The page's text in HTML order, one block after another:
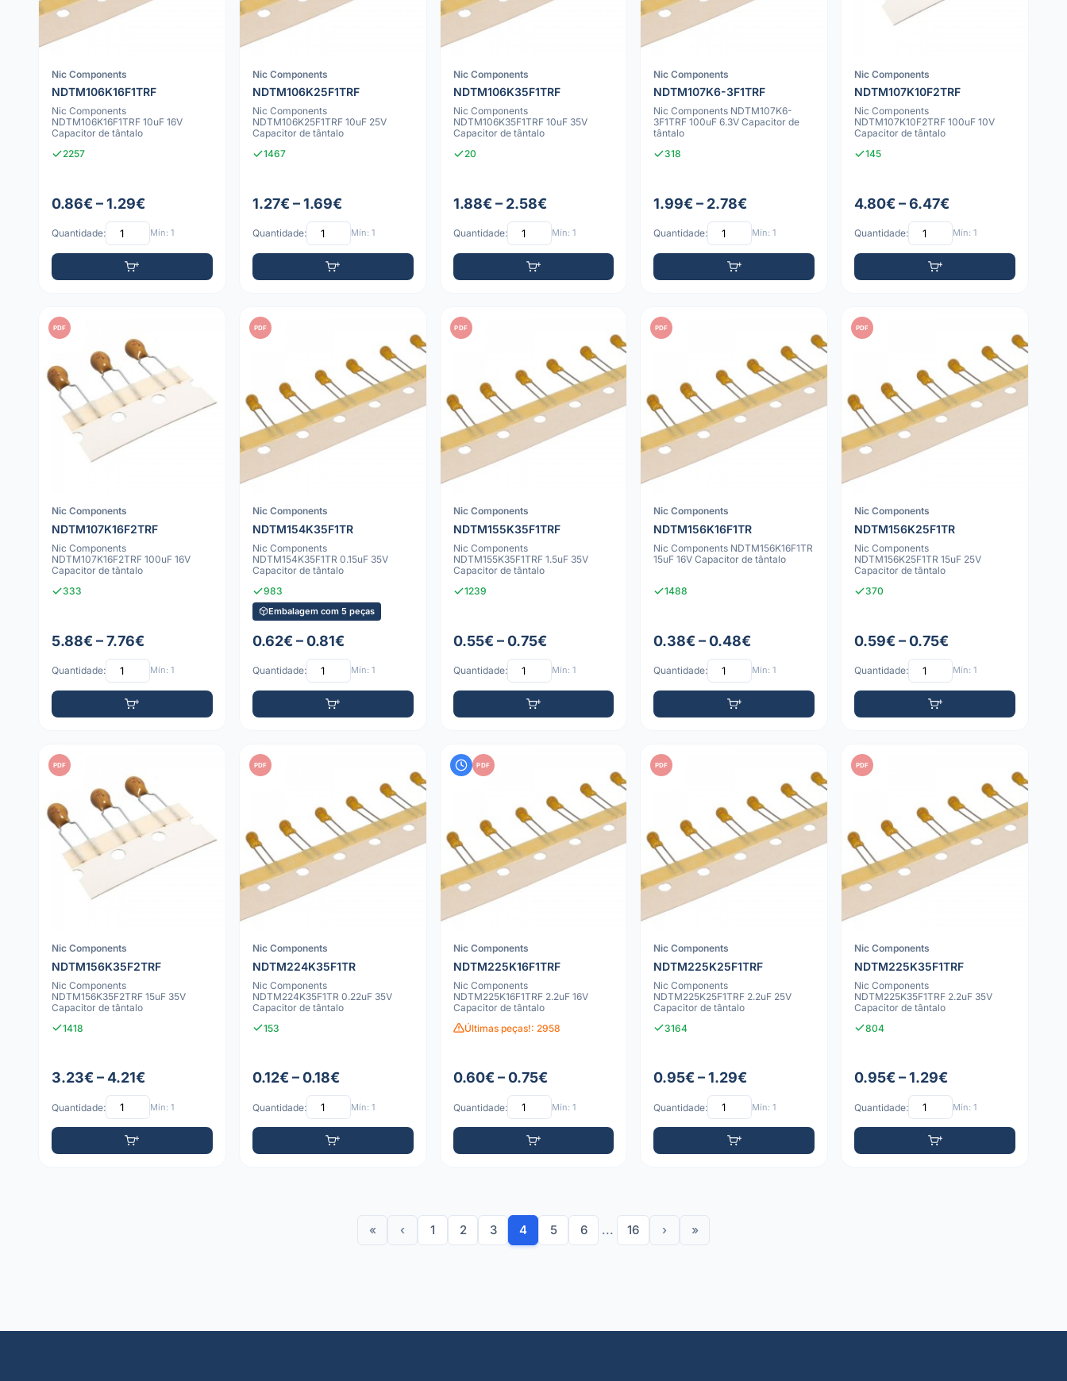
Nic Components
NDTM106K16F1TRF
Nic Components
NDTM106K16F1TRF 10uF 16V
Capacitor de tântalo
2257
0.86€ – 1.29€
Quantidade: Mín: 1
Nic Components
NDTM106K25F1TRF
Nic Components
NDTM106K25F1TRF 10uF 25V
Capacitor de tântalo
1467
1.27€ – 1.69€
Quantidade: Mín: 1
Nic Components
NDTM106K35F1TRF
Nic Components
NDTM106K35F1TRF 10uF 35V
Capacitor de tântalo
20
1.88€ – 2.58€
Quantidade: Mín: 1
Nic Components
NDTM107K6-3F1TRF
Nic Components NDTM107K6-
3F1TRF 100uF 6.3V Capacitor de
tântalo
318
1.99€ – 2.78€
Quantidade: Mín: 1
Nic Components
NDTM107K10F2TRF
Nic Components
NDTM107K10F2TRF 100uF 10V
Capacitor de tântalo
145
4.80€ – 6.47€
Quantidade: Mín: 1
PDF
Nic Components
NDTM107K16F2TRF
Nic Components
NDTM107K16F2TRF 100uF 16V
Capacitor de tântalo
333
5.88€ – 7.76€
Quantidade: Mín: 1
PDF
Nic Components
NDTM154K35F1TR
Nic Components
NDTM154K35F1TR 0.15uF 35V
Capacitor de tântalo
983
Embalagem com 5 peças
0.62€ – 0.81€
Quantidade: Mín: 1
PDF
Nic Components
NDTM155K35F1TRF
Nic Components
NDTM155K35F1TRF 1.5uF 35V
Capacitor de tântalo
1239
0.55€ – 0.75€
Quantidade: Mín: 1
PDF
Nic Components
NDTM156K16F1TR
Nic Components NDTM156K16F1TR
15uF 16V Capacitor de tântalo
1488
0.38€ – 0.48€
Quantidade: Mín: 1
PDF
Nic Components
NDTM156K25F1TR
Nic Components
NDTM156K25F1TR 15uF 25V
Capacitor de tântalo
370
0.59€ – 0.75€
Quantidade: Mín: 1
PDF
Nic Components
NDTM156K35F2TRF
Nic Components
NDTM156K35F2TRF 15uF 35V
Capacitor de tântalo
1418
3.23€ – 4.21€
Quantidade: Mín: 1
PDF
Nic Components
NDTM224K35F1TR
Nic Components
NDTM224K35F1TR 0.22uF 35V
Capacitor de tântalo
153
0.12€ – 0.18€
Quantidade: Mín: 1
PDF
Nic Components
NDTM225K16F1TRF
Nic Components
NDTM225K16F1TRF 2.2uF 16V
Capacitor de tântalo
Últimas peças!: 2958
0.60€ – 0.75€
Quantidade: Mín: 1
PDF
Nic Components
NDTM225K25F1TRF
Nic Components
NDTM225K25F1TRF 2.2uF 25V
Capacitor de tântalo
3164
0.95€ – 1.29€
Quantidade: Mín: 1
PDF
Nic Components
NDTM225K35F1TRF
Nic Components
NDTM225K35F1TRF 2.2uF 35V
Capacitor de tântalo
804
0.95€ – 1.29€
Quantidade: Mín: 1
« ‹ 1 2 3 4 5 6 ... 16 › »